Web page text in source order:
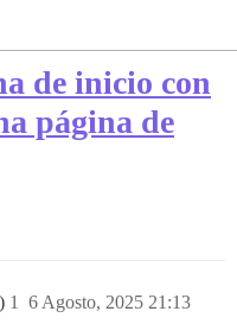
de inicio con
página de
6 Agosto, 2025 21:13
1